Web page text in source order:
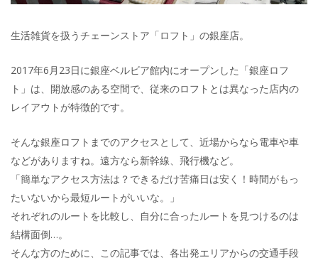
生活雑貨を扱うチェーンストア「ロフト」の銀座店。
2017年6月23日に銀座ベルビア館内にオープンした「銀座ロフ
ト」は、開放感のある空間で、従来のロフトとは異なった店内の
レイアウトが特徴的です。
そんな銀座ロフトまでのアクセスとして、近場からなら電車や車
などがありますね。遠方なら新幹線、飛行機など。
「簡単なアクセス方法は？できるだけ苦痛日は安く！時間がもっ
たいないから最短ルートがいいな。」
それぞれのルートを比較し、自分に合ったルートを見つけるのは
結構面倒…。
そんな方のために、この記事では、各出発エリアからの交通手段